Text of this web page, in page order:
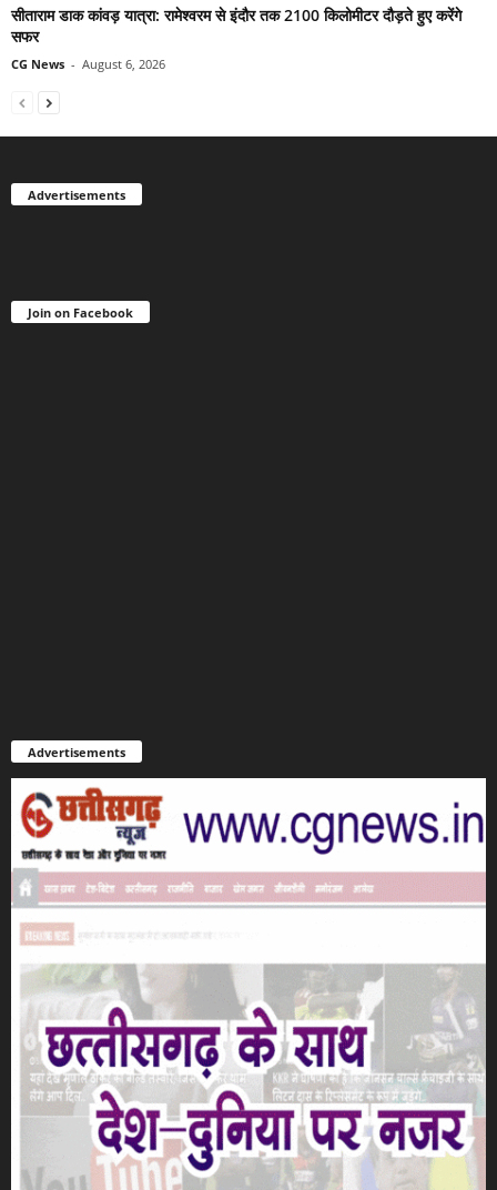
सीताराम डाक कांवड़ यात्रा: रामेश्वरम से इंदौर तक 2100 किलोमीटर दौड़ते हुए करेंगे
सफर
CG News - August 6, 2026
Advertisements
Join on Facebook
Advertisements